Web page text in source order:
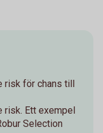
för chans till
Ett exempel
Selection